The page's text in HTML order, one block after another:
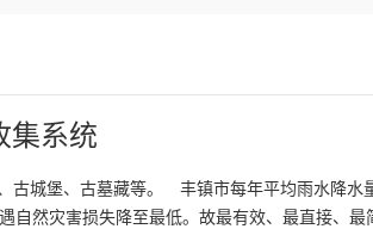
集系统
古城堡、古墓藏等。 丰镇市每年平均雨水降水
自然灾害损失降至最低。故最有效、最直接、最